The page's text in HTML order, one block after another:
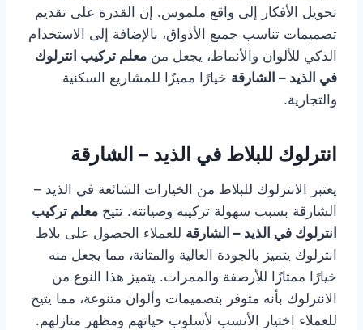
تحويل الأفكار إلى واقع ملموس. إن القدرة على تقديم
تصميمات تناسب جميع الأذواق، بالإضافة إلى الاستخدام
الذكي للألوان والأنماط، يجعل من معلم تركيب انترلوك
في الذيد – الشارقة خيارًا مميزًا للمشاريع السكنية
والتجارية.
انترلوك للبلاط في الذيد – الشارقة
يعتبر الانترلوك للبلاط من الخيارات الشائعة في الذيد –
الشارقة بسبب سهولة تركيبه وصيانته. تتيح معلم تركيب
انترلوك في الذيد – الشارقة للعملاء الحصول على بلاط
انترلوك يتميز بالجودة العالية والمتانة، مما يجعل منه
خيارًا ممتازًا للأرصفة والممرات. يتميز هذا النوع من
الانترلوك بأنه متوفر بتصميمات وألوان متنوعة، مما يتيح
للعملاء اختيار الأنسب لأسلوب حياتهم ومظهر منازلهم.